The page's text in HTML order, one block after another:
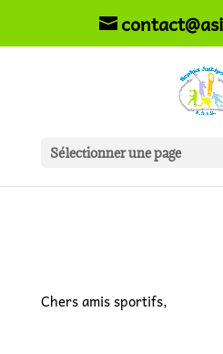
Sélectionner une page
Chers amis sportifs,